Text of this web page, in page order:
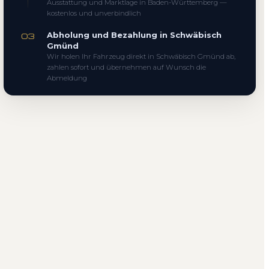
Ausstattung und Marktlage in Baden-Württemberg —
kostenlos und unverbindlich
03
Abholung und Bezahlung in Schwäbisch
Gmünd
Wir holen Ihr Fahrzeug direkt in Schwäbisch Gmünd ab,
zahlen sofort und übernehmen auf Wunsch die
Abmeldung